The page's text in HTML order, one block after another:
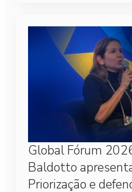
Global Fórum
Baldotto
Priorização e